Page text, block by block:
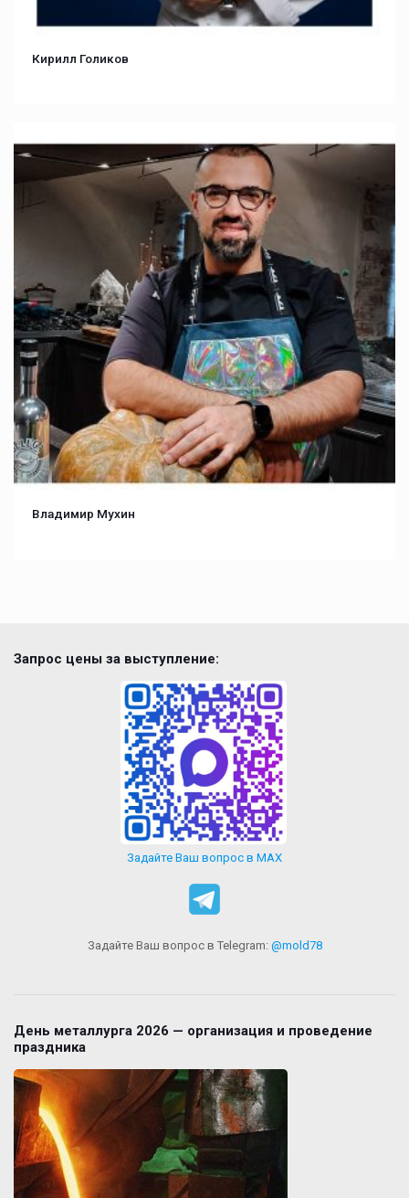
Кирилл Голиков
Владимир Мухин
Запрос цены за выступление:
Задайте Ваш вопрос в MAX
Задайте Ваш вопрос в Telegram: @mold78
День металлурга 2026 — организация и проведение
праздника